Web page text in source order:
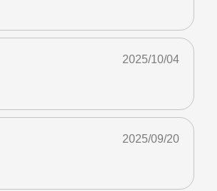
2025/10/04
2025/09/20